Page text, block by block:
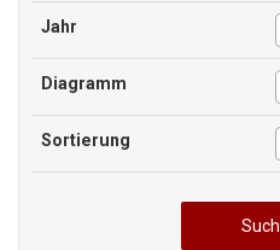
Jahr
Diagramm
Sortierung